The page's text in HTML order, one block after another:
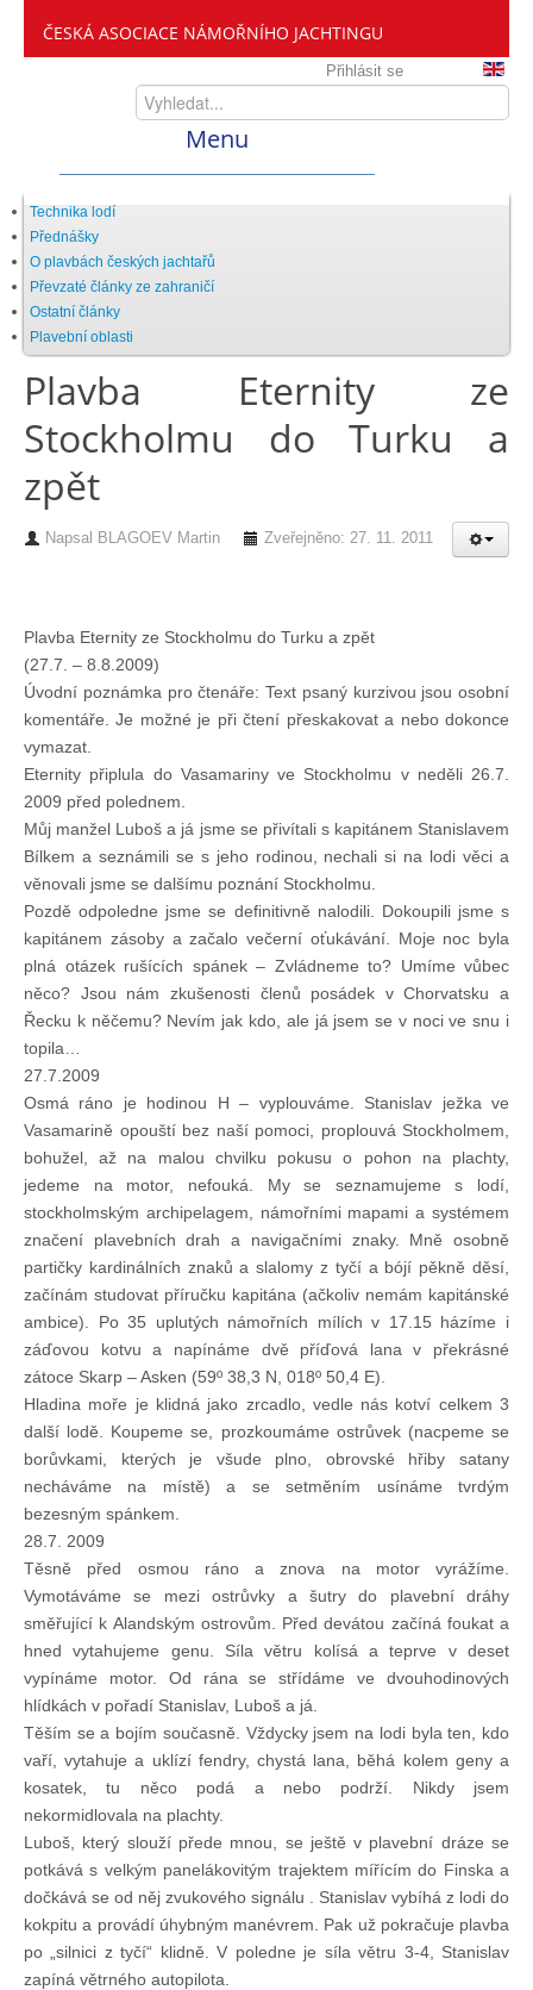
ČESKÁ ASOCIACE NÁMOŘNÍHO JACHTINGU
Přihlásit se
Menu
Home
ČANY
Kdo jsme
Zveme vás mezi nás
Setkání ČANY
Oznámení
Členské příspěvky
Dokumenty ke stažení
Ochrana osobních údajů
Legislativa
Legislativní proces
Doklady osob
Lodě - technika (tech. způsobilost)
Lodě - registrace
Rádio (MF, HF, VHF)
Kapitánské zkoušky
Ostatní
Soutěže a závody
Offshore Cup
Pohár mistrů
Osobnost roku
Mezinárodní pohár
Modrá stuha
Pohárové závody
Technika lodí
Přednášky
O plavbách českých jachtařů
Převzaté články ze zahraničí
Ostatní články
Plavební oblasti
Plavba Eternity ze
Stockholmu do Turku a
zpět
Napsal BLAGOEV Martin Zveřejněno: 27. 11. 2011
Plavba Eternity ze Stockholmu do Turku a zpět
(27.7. – 8.8.2009)
Úvodní poznámka pro čtenáře: Text psaný kurzivou jsou osobní
komentáře. Je možné je při čtení přeskakovat a nebo dokonce
vymazat.
Eternity připlula do Vasamariny ve Stockholmu v neděli 26.7.
2009 před polednem.
Můj manžel Luboš a já jsme se přivítali s kapitánem Stanislavem
Bílkem a seznámili se s jeho rodinou, nechali si na lodi věci a
věnovali jsme se dalšímu poznání Stockholmu.
Pozdě odpoledne jsme se definitivně nalodili. Dokoupili jsme s
kapitánem zásoby a začalo večerní oťukávání. Moje noc byla
plná otázek rušících spánek – Zvládneme to? Umíme vůbec
něco? Jsou nám zkušenosti členů posádek v Chorvatsku a
Řecku k něčemu? Nevím jak kdo, ale já jsem se v noci ve snu i
topila…
27.7.2009
Osmá ráno je hodinou H – vyplouváme. Stanislav ježka ve
Vasamarině opouští bez naší pomoci, proplouvá Stockholmem,
bohužel, až na malou chvilku pokusu o pohon na plachty,
jedeme na motor, nefouká. My se seznamujeme s lodí,
stockholmským archipelagem, námořními mapami a systémem
značení plavebních drah a navigačními znaky. Mně osobně
partičky kardinálních znaků a slalomy z tyčí a bójí pěkně děsí,
začínám studovat příručku kapitána (ačkoliv nemám kapitánské
ambice). Po 35 uplutých námořních mílích v 17.15 házíme i
záďovou kotvu a napínáme dvě příďová lana v překrásné
zátoce Skarp – Asken (59º 38,3 N, 018º 50,4 E).
Hladina moře je klidná jako zrcadlo, vedle nás kotví celkem 3
další lodě. Koupeme se, prozkoumáme ostrůvek (nacpeme se
borůvkami, kterých je všude plno, obrovské hřiby satany
necháváme na místě) a se setměním usínáme tvrdým
bezesným spánkem.
28.7. 2009
Těsně před osmou ráno a znova na motor vyrážíme.
Vymotáváme se mezi ostrůvky a šutry do plavební dráhy
směřující k Alandským ostrovům. Před devátou začíná foukat a
hned vytahujeme genu. Síla větru kolísá a teprve v deset
vypínáme motor. Od rána se střídáme ve dvouhodinových
hlídkách v pořadí Stanislav, Luboš a já.
Těším se a bojím současně. Vždycky jsem na lodi byla ten, kdo
vaří, vytahuje a uklízí fendry, chystá lana, běhá kolem geny a
kosatek, tu něco podá a nebo podrží. Nikdy jsem
nekormidlovala na plachty.
Luboš, který slouží přede mnou, se ještě v plavební dráze se
potkává s velkým panelákovitým trajektem mířícím do Finska a
dočkává se od něj zvukového signálu . Stanislav vybíhá z lodi do
kokpitu a provádí úhybným manévrem. Pak už pokračuje plavba
po „silnici z tyčí“ klidně. V poledne je síla větru 3-4, Stanislav
zapíná větrného autopilota.